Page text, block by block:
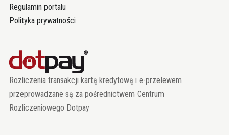
Regulamin portalu
Polityka prywatności
Rozliczenia transakcji kartą kredytową i e-przelewem
przeprowadzane są za pośrednictwem Centrum
Rozliczeniowego Dotpay